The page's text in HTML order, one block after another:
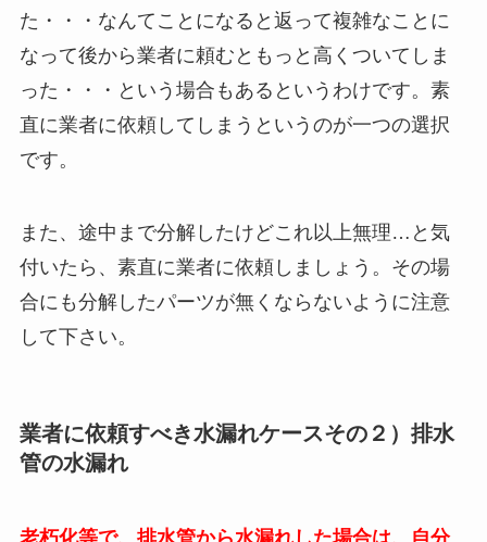
た・・・なんてことになると返って複雑なことに
なって後から業者に頼むともっと高くついてしま
った・・・という場合もあるというわけです。素
直に業者に依頼してしまうというのが一つの選択
です。
また、途中まで分解したけどこれ以上無理…と気
付いたら、素直に業者に依頼しましょう。その場
合にも分解したパーツが無くならないように注意
して下さい。
業者に依頼すべき水漏れケースその２）排水
管の水漏れ
老朽化等で、排水管から水漏れした場合は、自分